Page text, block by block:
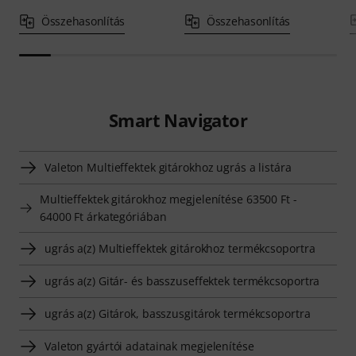
Összehasonlítás Összehasonlítás
Smart Navigator
Valeton Multieffektek gitárokhoz ugrás a listára
Multieffektek gitárokhoz megjelenítése 63500 Ft -
64000 Ft árkategóriában
ugrás a(z) Multieffektek gitárokhoz termékcsoportra
ugrás a(z) Gitár- és basszuseffektek termékcsoportra
ugrás a(z) Gitárok, basszusgitárok termékcsoportra
Valeton gyártói adatainak megjelenítése